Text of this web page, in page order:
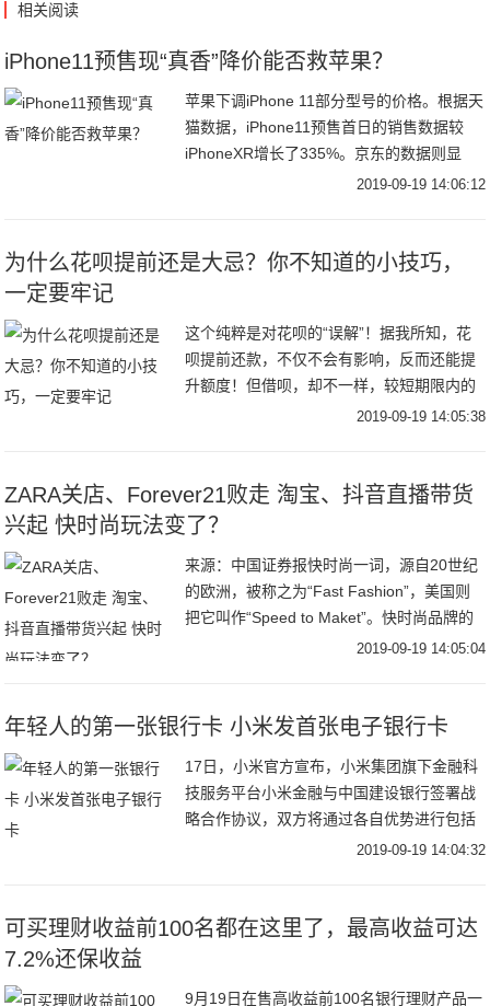
相关阅读
iPhone11预售现“真香”降价能否救苹果？
苹果下调iPhone 11部分型号的价格。根据天
猫数据，iPhone11预售首日的销售数据较
iPhoneXR增长了335%。京东的数据则显
示，iPhone11预售销量同比增长480%。9月
2019-09-19 14:06:12
为什么花呗提前还是大忌？你不知道的小技巧，
一定要牢记
这个纯粹是对花呗的“误解”！据我所知，花
呗提前还款，不仅不会有影响，反而还能提
升额度！但借呗，却不一样，较短期限内的
频繁借贷，的确有可能会被降额、甚至被关
2019-09-19 14:05:38
ZARA关店、Forever21败走 淘宝、抖音直播带货
兴起 快时尚玩法变了？
来源：中国证券报快时尚一词，源自20世纪
的欧洲，被称之为“Fast Fashion”，美国则
把它叫作“Speed to Maket”。快时尚品牌的
核心三大特质：上货时间快、价格亲民与紧
2019-09-19 14:05:04
年轻人的第一张银行卡 小米发首张电子银行卡
17日，小米官方宣布，小米集团旗下金融科
技服务平台小米金融与中国建设银行签署战
略合作协议，双方将通过各自优势进行包括
结算、支付、消费金融、理财与基金、电子
2019-09-19 14:04:32
可买理财收益前100名都在这里了，最高收益可达
7.2%还保收益
9月19日在售高收益前100名银行理财产品一